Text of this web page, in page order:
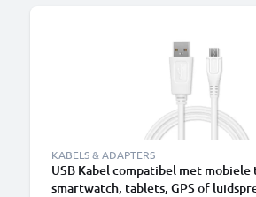
KABELS & ADAPTERS
USB Kabel compatibel met
smartwatch, tablets, GPS of